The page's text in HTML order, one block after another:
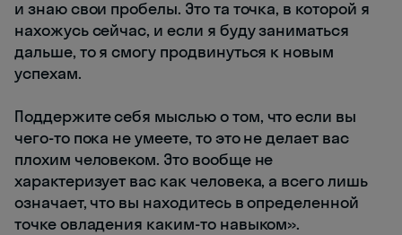
и знаю свои пробелы. Это та точка, в которой я
нахожусь сейчас, и если я буду заниматься
дальше, то я смогу продвинуться к новым
успехам.
Поддержите себя мыслью о том, что если вы
чего-то пока не умеете, то это не делает вас
плохим человеком. Это вообще не
характеризует вас как человека, а всего лишь
означает, что вы находитесь в определенной
точке овладения каким-то навыком».